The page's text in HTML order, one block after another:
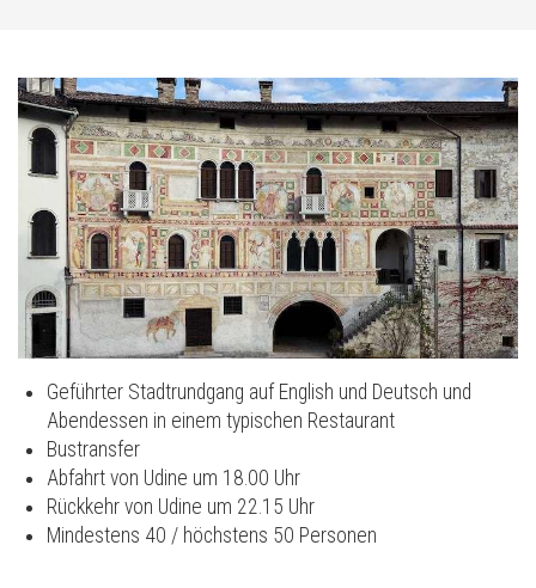
Geführter Stadtrundgang auf English und Deutsch und
Abendessen in einem typischen Restaurant
Bustransfer
Abfahrt von Udine um 18.00 Uhr
Rückkehr von Udine um 22.15 Uhr
Mindestens 40 / höchstens 50 Personen